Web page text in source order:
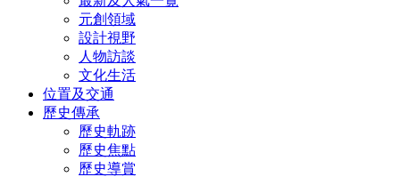
元創領域
設計視野
人物訪談
文化生活
位置及交通
歷史傳承
歷史軌跡
歷史焦點
歷史導賞